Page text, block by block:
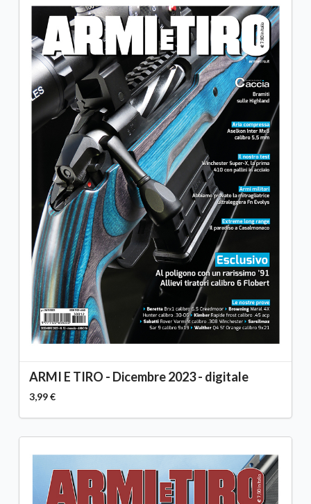
ARMI E TIRO - Dicembre 2023 - digitale
3,99 €